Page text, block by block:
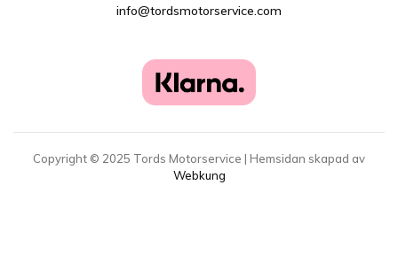
info@tordsmotorservice.com
Copyright © 2025 Tords Motorservice | Hemsidan skapad av
Webkung